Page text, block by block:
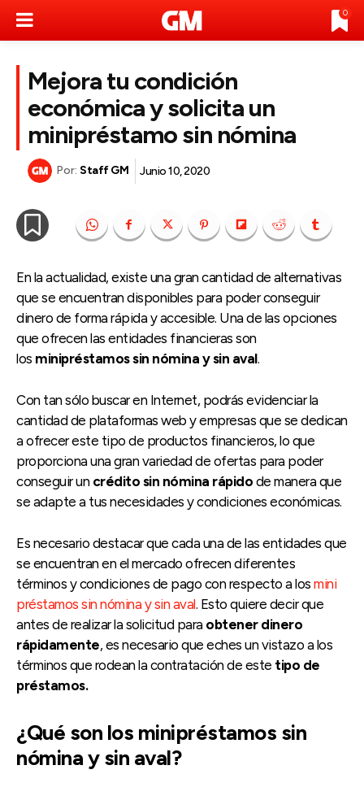
0
Mejora tu condición
económica y solicita un
minipréstamo sin nómina
Por: Staff GM Junio 10, 2020
En la actualidad, existe una gran cantidad de alternativas
que se encuentran disponibles para poder conseguir
dinero de forma rápida y accesible. Una de las opciones
que ofrecen las entidades financieras son
los minipréstamos sin nómina y sin aval.
Con tan sólo buscar en Internet, podrás evidenciar la
cantidad de plataformas web y empresas que se dedican
a ofrecer este tipo de productos financieros, lo que
proporciona una gran variedad de ofertas para poder
conseguir un crédito sin nómina rápido de manera que
se adapte a tus necesidades y condiciones económicas.
Es necesario destacar que cada una de las entidades que
se encuentran en el mercado ofrecen diferentes
términos y condiciones de pago con respecto a los mini
préstamos sin nómina y sin aval. Esto quiere decir que
antes de realizar la solicitud para obtener dinero
rápidamente, es necesario que eches un vistazo a los
términos que rodean la contratación de este tipo de
préstamos.
¿Qué son los minipréstamos sin
nómina y sin aval?